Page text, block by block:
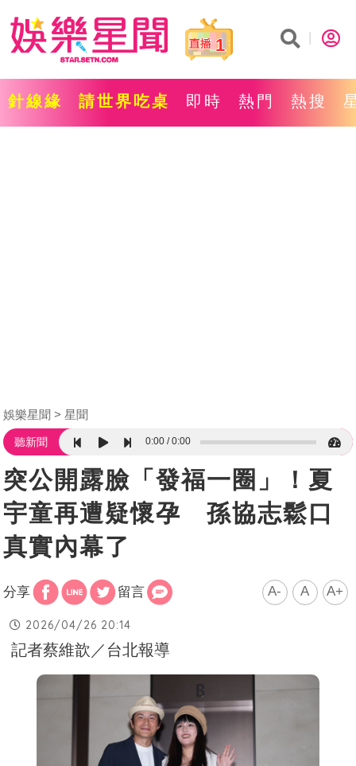
1
針線緣 請世界吃桌 即時 熱門 熱搜
娛樂星聞 星聞
聽新聞 0:00 0:00
突公開露臉「發福一圈」！夏
宇童再遭疑懷孕 孫協志鬆口
真實內幕了
分享 留言 A- A A+
2026/04/26 20:14
記者蔡維歆／台北報導